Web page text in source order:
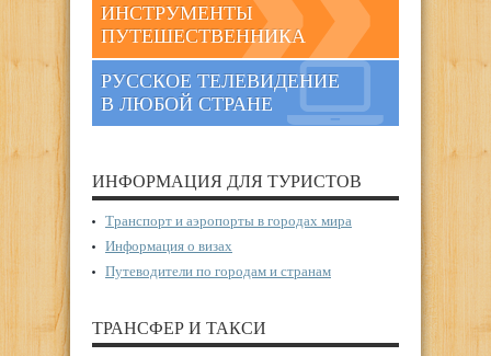
ИНСТРУМЕНТЫ
ПУТЕШЕСТВЕННИКА
РУССКОЕ ТЕЛЕВИДЕНИЕ
В ЛЮБОЙ СТРАНЕ
ИНФОРМАЦИЯ ДЛЯ ТУРИСТОВ
Транспорт и аэропорты в городах мира
Информация о визах
Путеводители по городам и странам
ТРАНСФЕР И ТАКСИ